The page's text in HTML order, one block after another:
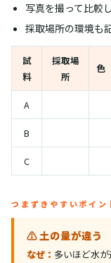
写真を撮って比較し
採取場所の環境も
試
料
採取場
所
色
A
B
C
つまずきやすいポイン
⚠️ 土の量が違う
なぜ： 多いほど水が